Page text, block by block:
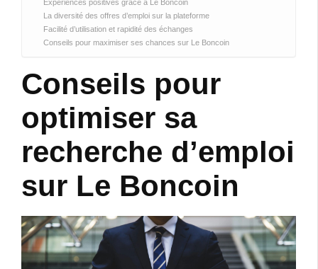
Expériences positives grâce à Le Boncoin
La diversité des offres d’emploi sur la plateforme
Facilité d’utilisation et rapidité des échanges
Conseils pour maximiser ses chances sur Le Boncoin
Conseils pour
optimiser sa
recherche d’emploi
sur Le Boncoin